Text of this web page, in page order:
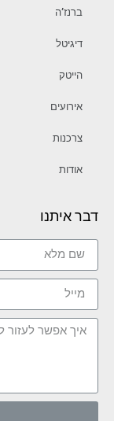
ברנז’ה
דיגיטל
הייטק
אירועים
צרכנות
אודות
דבר איתנו